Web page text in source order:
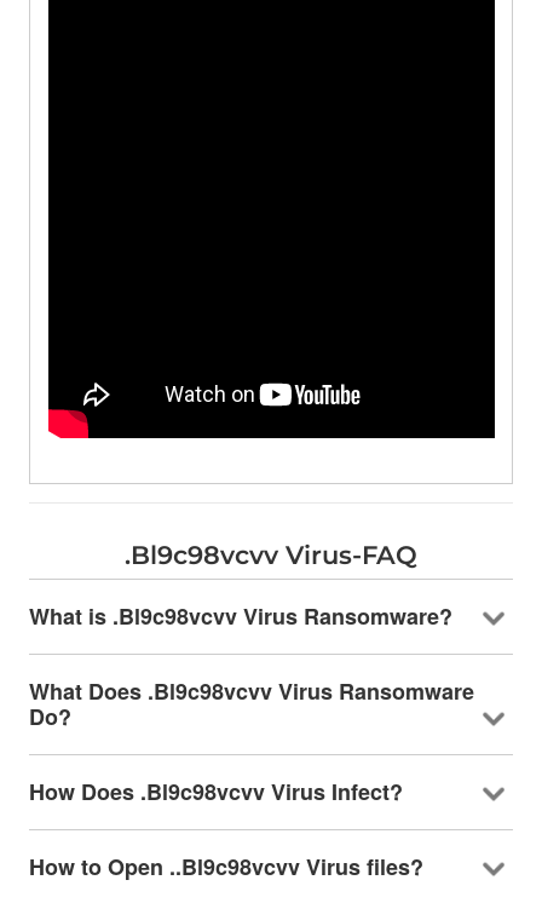
.Bl9c98vcvv Virus-FAQ
What is .Bl9c98vcvv Virus Ransomware?
What Does .Bl9c98vcvv Virus Ransomware
Do?
How Does .Bl9c98vcvv Virus Infect?
How to Open ..Bl9c98vcvv Virus files?